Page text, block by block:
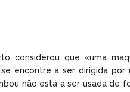
considerou que «uma
encontre a ser dirigida por
não está a ser usada de